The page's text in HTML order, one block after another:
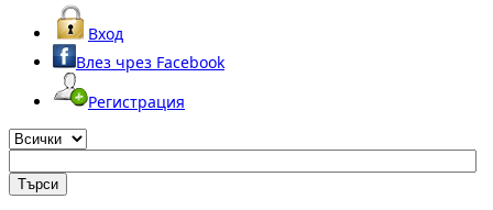
Вход
Влез чрез Facebook
Регистрация